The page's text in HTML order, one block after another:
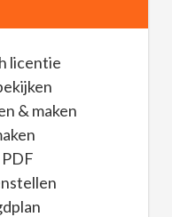
licentie
& maken